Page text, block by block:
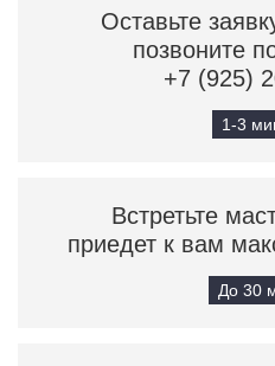
Оставьте
позвоните
+7 (925)
1-3
Встретьте
приедет к вам
До 30